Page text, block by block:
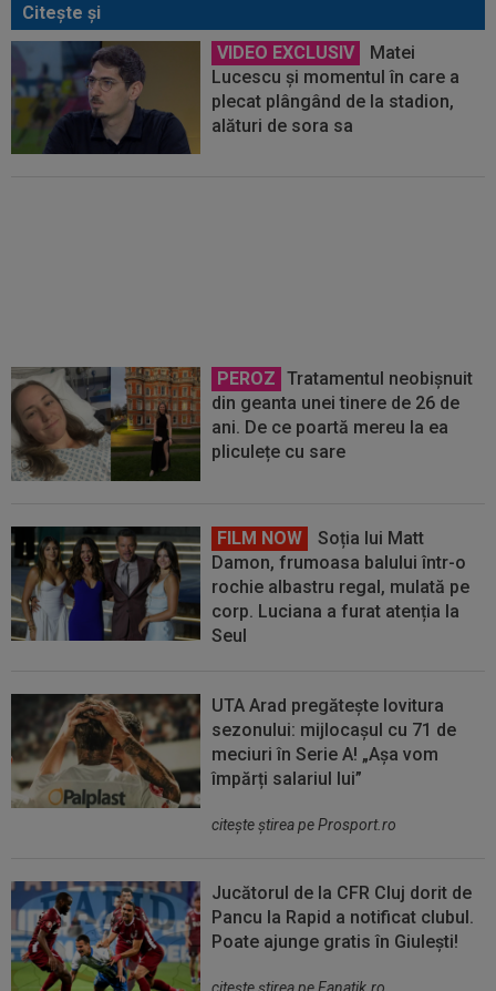
Citeşte şi
VIDEO EXCLUSIV
Matei
Lucescu și momentul în care a
plecat plângând de la stadion,
alături de sora sa
PEROZ Tratamentul neobișnuit
din geanta unei tinere de 26 de
ani. De ce poartă mereu la ea
pliculețe cu sare
FILM NOW
Soția lui Matt
Damon, frumoasa balului într-o
rochie albastru regal, mulată pe
corp. Luciana a furat atenția la
Seul
UTA Arad pregătește lovitura
sezonului: mijlocașul cu 71 de
meciuri în Serie A! „Așa vom
împărți salariul lui”
citeşte ştirea pe Prosport.ro
Jucătorul de la CFR Cluj dorit de
Pancu la Rapid a notificat clubul.
Poate ajunge gratis în Giulești!